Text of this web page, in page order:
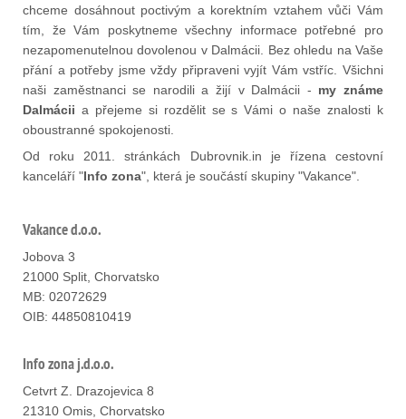
chceme dosáhnout poctivým a korektním vztahem vůči Vám
tím, že Vám poskytneme všechny informace potřebné pro
nezapomenutelnou dovolenou v Dalmácii. Bez ohledu na Vaše
přání a potřeby jsme vždy připraveni vyjít Vám vstříc. Všichni
naši zaměstnanci se narodili a žijí v Dalmácii - my známe
Dalmácii a přejeme si rozdělit se s Vámi o naše znalosti k
oboustranné spokojenosti.
Od roku 2011. stránkách Dubrovnik.in je řízena cestovní
kanceláří "Info zona", která je součástí skupiny "Vakance".
Vakance d.o.o.
Jobova 3
21000 Split, Chorvatsko
MB: 02072629
OIB: 44850810419
Info zona j.d.o.o.
Cetvrt Z. Drazojevica 8
21310 Omis, Chorvatsko